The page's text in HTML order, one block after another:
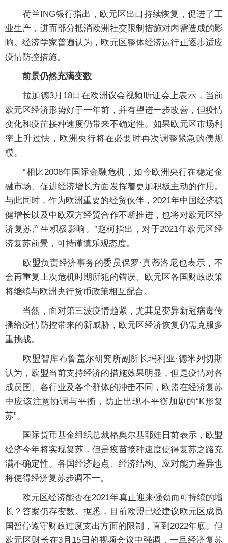
荷兰ING银行指出，欧元区出口持续恢复，促进了工
业生产，进而部分抵消欧洲社交限制措施对内需造成的影
响。经济学家普遍认为，欧元区整体经济运行正逐步适应
疫情防控措施。
前景仍然充满变数
拉加德3月18日在欧洲议会视频听证会上表示，当前
欧元区经济形势好于一年前，并有望进一步改善，但疫情
变化和疫苗接种速度仍带来不确定性。如果欧元区市场利
率上升过快，欧洲央行将在必要时再次调整紧急购债规
模。
“相比2008年国际金融危机，如今欧洲央行在稳定金
融市场、促进经济增长方面发挥着更加积极主动的作用。
与此同时，作为欧洲重要的经贸伙伴，2021年中国经济稳
健增长以及中欧双方经贸合作不断推进，也将对欧元区经
济复苏产生积极影响。”赵柯指出，对于2021年欧元区经
济复苏前景，可持谨慎乐观态度。
欧盟负责经济事务的委员保罗·真蒂洛尼也表示，不
会再重复上次危机时期所犯的错误。欧元区各国财政政策
将继续与欧洲央行货币政策相互配合。
当然，面对第三波疫情趋紧，尤其是变异新冠病毒传
播给疫情防控带来的新威胁，欧元区经济恢复仍需克服多
重挑战。
欧盟智库布鲁盖尔研究所副所长玛利亚·德米列切斯
认为，欧盟当前支持经济的措施效果明显，但是疫情对各
成员国、各行业及各个群体的冲击不同，欧盟在经济复苏
中应该注意协调与平衡，防止出现不平衡加剧的“K形复
苏”。
国际货币基金组织总裁格奥尔基耶娃日前表示，欧盟
经济今年将实现复苏，但是疫苗接种速度使得复苏之路充
满不确定性。各国经济起点、经济结构、应对能力差异也
将使得经济复苏步调不一。
欧元区经济能否在2021年真正迎来强劲而可持续的增
长？答案仍存变数。据悉，目前欧盟已经建议欧元区成员
国暂停遵守财政过度支出方面的限制，直到2022年底。但
欧元区财长在3月15日的视频会议中强调，一旦经济复苏